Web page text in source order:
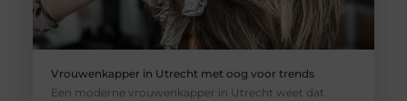
Vrouwenkapper in Utrecht met oog voor trends
Een moderne vrouwenkapper in Utrecht weet dat